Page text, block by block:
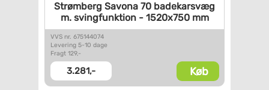
Strømberg Savona 70 badekarsvæg
m. svingfunktion -1520x750 mm
VVS nr. 675144074
Levering 5-10 dage
Fragt 129,-
3.281,- Køb